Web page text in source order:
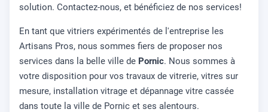
solution. Contactez-nous, et bénéficiez de nos services!
En tant que vitriers expérimentés de l'entreprise les
Artisans Pros, nous sommes fiers de proposer nos
services dans la belle ville de Pornic. Nous sommes à
votre disposition pour vos travaux de vitrerie, vitres sur
mesure, installation vitrage et dépannage vitre cassée
dans toute la ville de Pornic et ses alentours.